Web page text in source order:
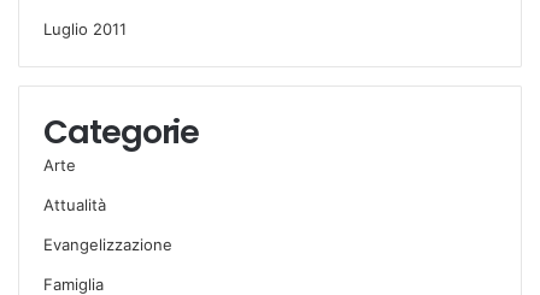
Luglio 2011
Categorie
Arte
Attualità
Evangelizzazione
Famiglia